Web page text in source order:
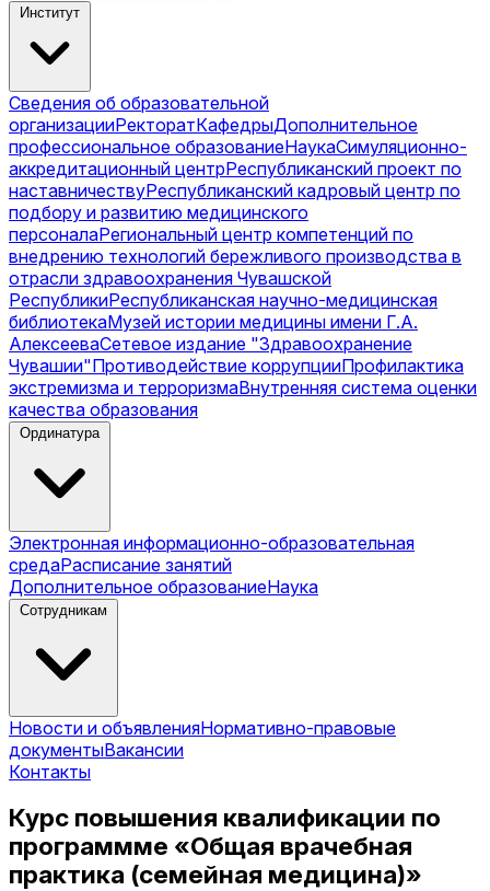
Институт
Сведения об образовательной
организацииРекторатКафедрыДополнительное
профессиональное образованиеНаукаСимуляционно-
аккредитационный центрРеспубликанский проект по
наставничествуРеспубликанский кадровый центр по
подбору и развитию медицинского
персоналаРегиональный центр компетенций по
внедрению технологий бережливого производства в
отрасли здравоохранения Чувашской
РеспубликиРеспубликанская научно-медицинская
библиотекаМузей истории медицины имени Г.А.
АлексееваСетевое издание "Здравоохранение
Чувашии"Противодействие коррупцииПрофилактика
экстремизма и терроризмаВнутренняя система оценки
качества образования
Ординатура
Электронная информационно-образовательная
средаРасписание занятий
Дополнительное образованиеНаука
Сотрудникам
Новости и объявленияНормативно-правовые
документыВакансии
Контакты
Курс повышения квалификации по
программме «Общая врачебная
практика (семейная медицина)»